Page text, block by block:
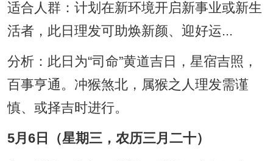
适合人群：计划在新环境开启新事业或新生
活者，此日理发可助焕新颜、迎好运...
分析：此日为“司命”黄道吉日，星宿吉照，
百事亨通。冲猴煞北，属猴之人理发需谨
慎、或择吉时进行。
5月6日（星期三，农历三月二十）